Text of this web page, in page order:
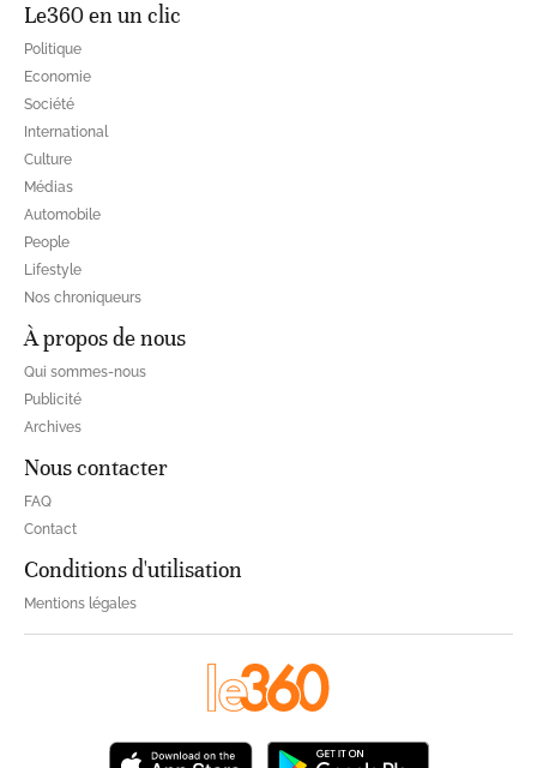
Le360 en un clic
Politique
Economie
Société
International
Culture
Médias
Automobile
People
Lifestyle
Nos chroniqueurs
À propos de nous
Qui sommes-nous
Publicité
Archives
Nous contacter
FAQ
Contact
Conditions d'utilisation
Mentions légales